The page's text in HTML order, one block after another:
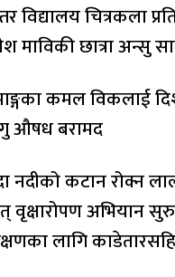
विद्यालय चित्रकला
माविकी छात्रा अन्सु
कमल विकलाई
औषध बरामद
नदीको कटान रोक्न
वृक्षारोपण अभियान
लागि